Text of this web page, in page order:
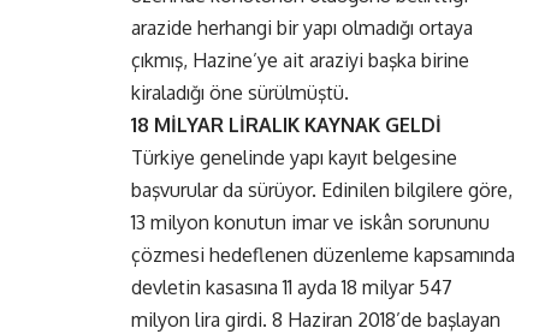
arazide herhangi bir yapı olmadığı ortaya
çıkmış, Hazine’ye ait araziyi başka birine
kiraladığı öne sürülmüştü.
18 MİLYAR LİRALIK KAYNAK GELDİ
Türkiye genelinde yapı kayıt belgesine
başvurular da sürüyor. Edinilen bilgilere göre,
13 milyon konutun imar ve iskân sorununu
çözmesi hedeflenen düzenleme kapsamında
devletin kasasına 11 ayda 18 milyar 547
milyon lira girdi. 8 Haziran 2018’de başlayan